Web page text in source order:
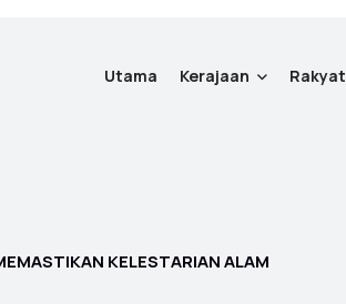
Utama Kerajaan Rakyat
KELESTARIAN ALAM